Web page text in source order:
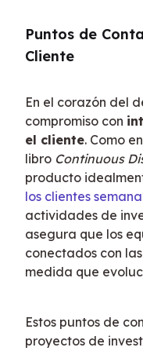
Puntos de
Cliente
En el corazón del
compromiso con
el cliente. Como
libro Continuous
producto
los clientes
actividades de
asegura que los
conectados con
medida que
Estos puntos de
proyectos de